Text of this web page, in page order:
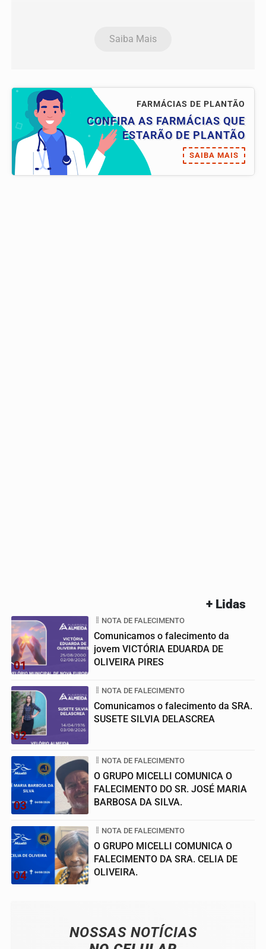
Saiba Mais
FARMÁCIAS DE PLANTÃO
CONFIRA AS FARMÁCIAS QUE
ESTARÃO DE PLANTÃO
SAIBA MAIS
+ Lidas
01
NOTA DE FALECIMENTO
Comunicamos o falecimento da
jovem VICTÓRIA EDUARDA DE
OLIVEIRA PIRES
02
NOTA DE FALECIMENTO
Comunicamos o falecimento da SRA.
SUSETE SILVIA DELASCREA
03
NOTA DE FALECIMENTO
O GRUPO MICELLI COMUNICA O
FALECIMENTO DO SR. JOSÉ MARIA
BARBOSA DA SILVA.
04
NOTA DE FALECIMENTO
O GRUPO MICELLI COMUNICA O
FALECIMENTO DA SRA. CELIA DE
OLIVEIRA.
NOSSAS NOTÍCIAS